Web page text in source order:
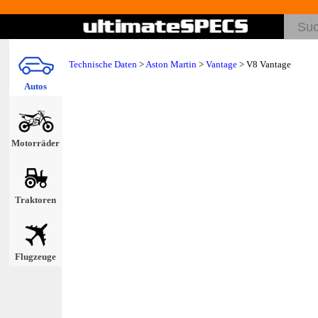
Autos
Motorräder
Traktoren
Flugzeuge
Technische Daten >Aston Martin > Vantage > V8 Vantage